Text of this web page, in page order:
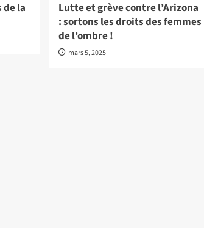
de la
Lutte et grève contre l’Arizona
: sortons les droits des femmes
de l’ombre !
mars 5, 2025